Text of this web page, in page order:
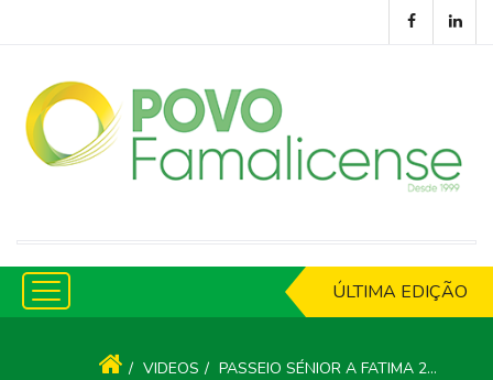
ÚLTIMA EDIÇÃO
VIDEOS PASSEIO SÉNIOR A FATIMA 2017